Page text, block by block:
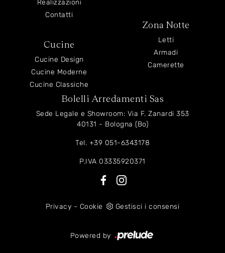
Realizzazioni
Contatti
Cucine
Cucine Design
Cucine Moderne
Cucine Classiche
Zona Notte
Letti
Armadi
Camerette
Bolelli Arredamenti Sas
Sede Legale e Showroom: Via F. Zanardi 353
40131 - Bologna (Bo)
Tel. +39 051-6343178
P.IVA 03335920371
Privacy - Cookie Gestisci i consensi
Powered by